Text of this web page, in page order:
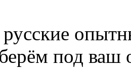
под